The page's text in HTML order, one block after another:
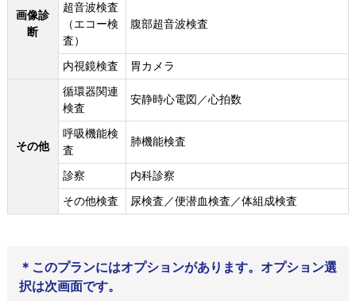
画像診
断
超音波検査
（エコー検
査）
腹部超音波検査
内視鏡検査 胃カメラ
その他
循環器関連
検査
安静時心電図／心拍数
呼吸機能検
査
肺機能検査
診察
内科診察
その他検査
尿検査／便潜血検査／体組成検査
＊このプランにはオプションがあります。オプション選
択は次画面です。